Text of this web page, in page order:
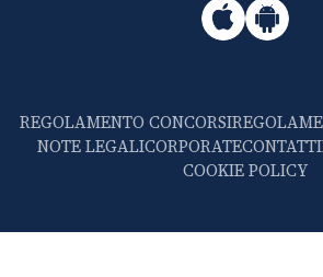
REGOLAMENTO CONCORSI
NOTE LEGALICORPORATECONTATTI
COOKIE POLICY